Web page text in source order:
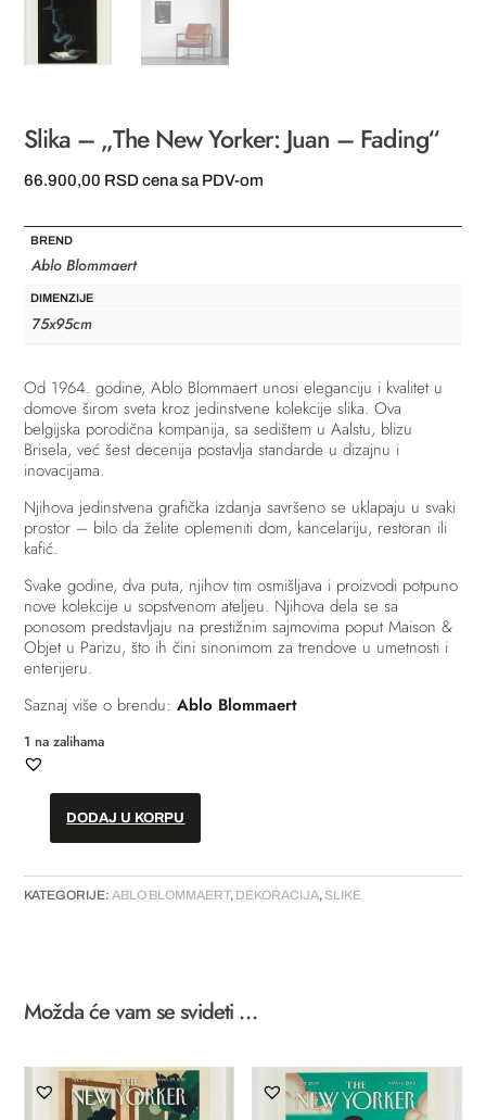
Slika – „The New Yorker: Juan – Fading“
66.900,00 RSD cena sa PDV-om
BREND
Ablo Blommaert
DIMENZIJE
75x95cm
Od 1964. godine, Ablo Blommaert unosi eleganciju i kvalitet u
domove širom sveta kroz jedinstvene kolekcije slika. Ova
belgijska porodična kompanija, sa sedištem u Aalstu, blizu
Brisela, već šest decenija postavlja standarde u dizajnu i
inovacijama.
Njihova jedinstvena grafička izdanja savršeno se uklapaju u svaki
prostor – bilo da želite oplemeniti dom, kancelariju, restoran ili
kafić.
Svake godine, dva puta, njihov tim osmišljava i proizvodi potpuno
nove kolekcije u sopstvenom ateljeu. Njihova dela se sa
ponosom predstavljaju na prestižnim sajmovima poput Maison &
Objet u Parizu, što ih čini sinonimom za trendove u umetnosti i
enterijeru.
Saznaj više o brendu:Ablo Blommaert
1 na zalihama
„The
New
Fading“
DODAJ U KORPU
KATEGORIJE:ABLO BLOMMAERT, DEKORACIJA, SLIKE
Možda će vam se svideti …